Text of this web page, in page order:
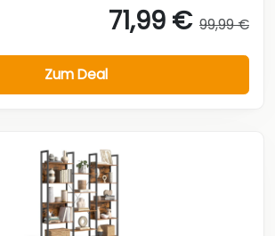
71,99 € 99,99 €
Zum Deal